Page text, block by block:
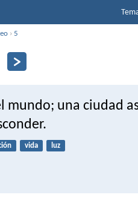
›5
mundo; una ciudad
vida luz